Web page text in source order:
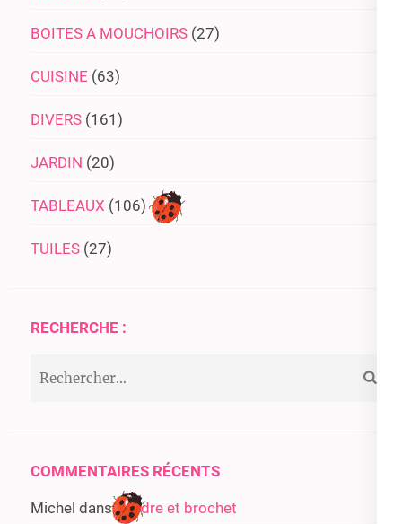
BOITES A MOUCHOIRS (27)
CUISINE (63)
DIVERS (161)
JARDIN (20)
TABLEAUX (106)
TUILES (27)
RECHERCHE :
COMMENTAIRES RÉCENTS
Michel dansSandre et brochet